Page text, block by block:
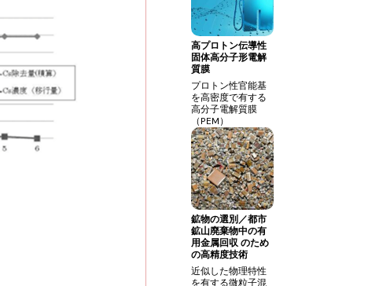
高プロトン伝導性
固体高分子形電解
質膜
プロトン性官能基
を高密度で有する
高分子電解質膜
（PEM）
鉱物の選別／都市
鉱山廃棄物中の有
用金属回収 のため
の高精度技術
近似した物理特性
を有する微粒子混